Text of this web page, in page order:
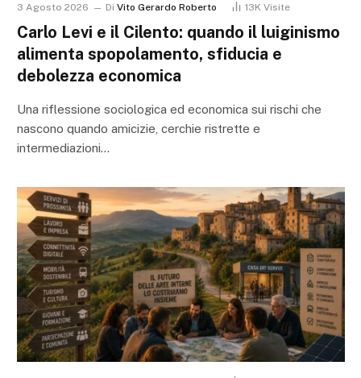
3 Agosto 2026 Di Vito Gerardo Roberto 13K Visite
Carlo Levi e il Cilento: quando il luiginismo
alimenta spopolamento, sfiducia e
debolezza economica
Una riflessione sociologica ed economica sui rischi che
nascono quando amicizie, cerchie ristrette e
intermediazioni…